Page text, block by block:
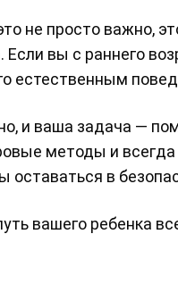
не просто важно,
вы с раннего
естественным
и ваша задача —
методы и
оставаться в
вашего ребенка